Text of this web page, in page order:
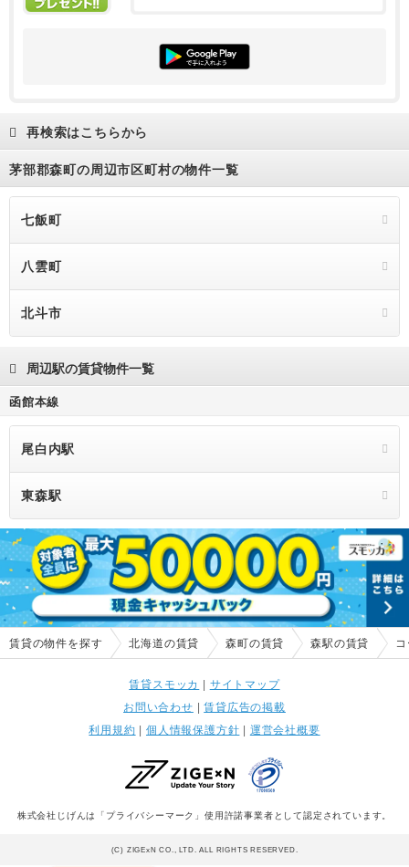
再検索はこちらから
茅部郡森町の周辺市区町村の物件一覧
七飯町
八雲町
北斗市
周辺駅の賃貸物件一覧
函館本線
尾白内駅
東森駅
賃貸の物件を探す 北海道の賃貸 森町の賃貸 森駅の賃貸
賃貸スモッカ | サイトマップ
お問い合わせ |賃貸広告の掲載
利用規約 | 個人情報保護方針 | 運営会社概要
株式会社じげんは「プライバシーマーク」使用許諾事業者として認定されています。
(C) ZIGExN CO., LTD. ALL RIGHTS RESERVED.